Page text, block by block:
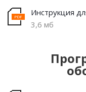
Инструкция
3,6 мб